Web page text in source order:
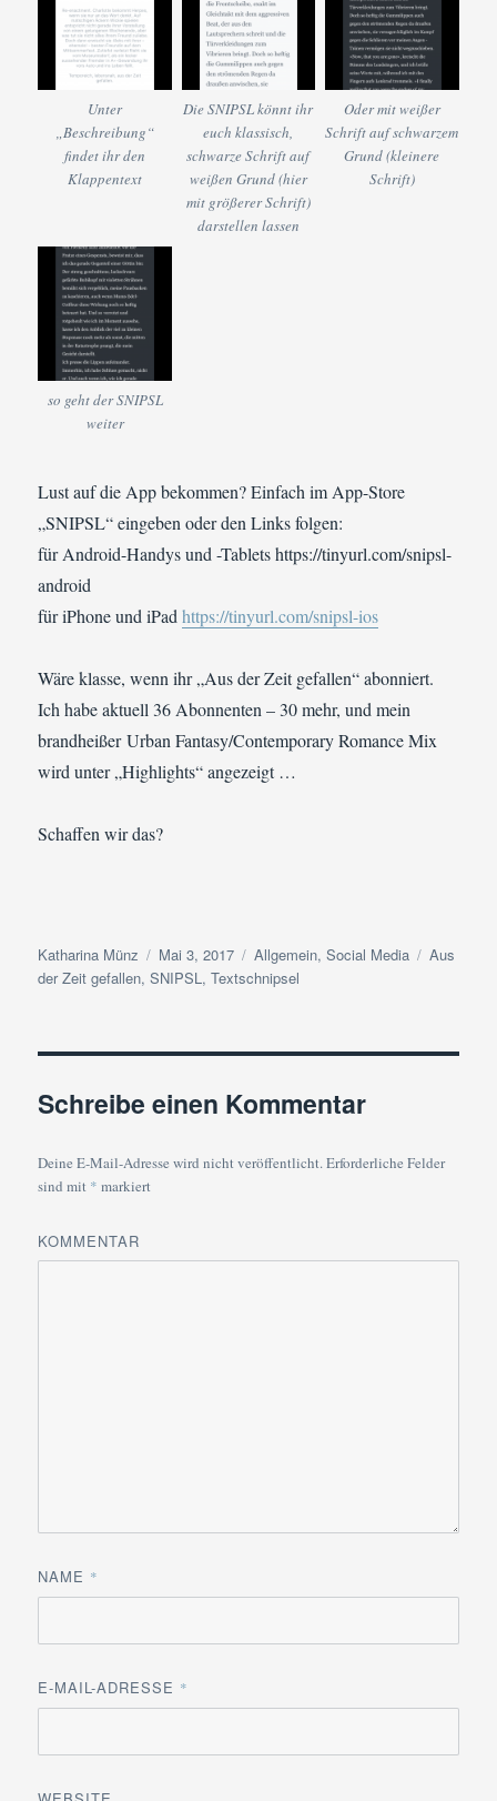
Unter
„Beschreibung“
findet ihr den
Klappentext
Die SNIPSL könnt ihr
euch klassisch,
schwarze Schrift auf
weißen Grund (hier
mit größerer Schrift)
darstellen lassen
Oder mit weißer
Schrift auf schwarzem
Grund (kleinere
Schrift)
so geht der SNIPSL
weiter
Lust auf die App bekommen? Einfach im App-Store
„SNIPSL“ eingeben oder den Links folgen:
für Android-Handys und -Tablets https://tinyurl.com/snipsl-
android
für iPhone und iPadhttps://tinyurl.com/snipsl-ios
Wäre klasse, wenn ihr „Aus der Zeit gefallen“ abonniert.
Ich habe aktuell 36 Abonnenten – 30 mehr, und mein
brandheißer Urban Fantasy/Contemporary Romance Mix
wird unter „Highlights“ angezeigt …
Schaffen wir das?
Autor
Katharina Münz
Veröffentlicht
am
Mai 3, 2017 Kategorien
Allgemein,Social Media
Aus
der Zeit gefallen,SNIPSL ,Textschnipsel
Schreibe einen Kommentar
Deine E-Mail-Adresse wird nicht veröffentlicht.Erforderliche Felder
sind mit * markiert
KOMMENTAR
NAME *
E-MAIL-ADRESSE *